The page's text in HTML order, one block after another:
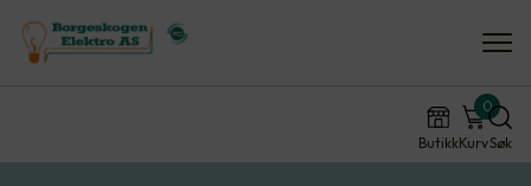
ButikkKurv
0
Søk